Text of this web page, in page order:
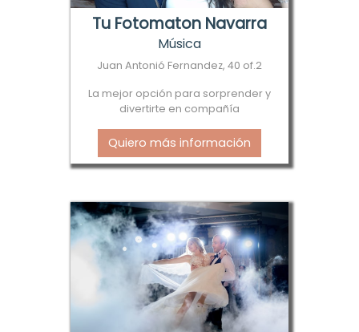
Tu Fotomaton Navarra
Música
Juan Antonió Fernandez, 40 of.2
La mejor opción para sorprender y
divertirte en compañía
Quiero más información